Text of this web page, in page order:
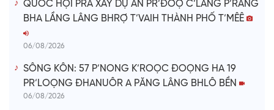
QUỐC HỘI PRÁ XAY DỰ ÁN PR’ĐƠỢ C’LÂNG P’RANG
BHA LẦNG LÂNG BHRỢ T’VAIH THÀNH PHỐ T’MÊÊ
06/08/2026
SÔNG KÔN: 57 P’NONG K’ROỌC ĐOỌNG HA 19
PR’LOỌNG ĐHANUÔR A PĂNG LÂNG BHLÔ BỀN
06/08/2026